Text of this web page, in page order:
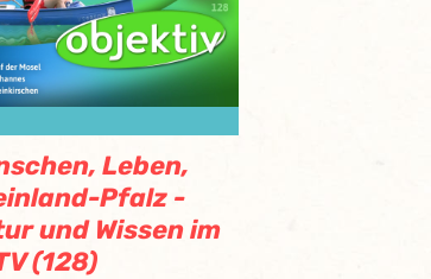
Leben,
Pfalz -
und Wissen im
(128)